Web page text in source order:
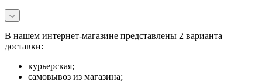
В нашем интернет-магазине представлены 2 варианта
доставки:
курьерская;
самовывоз из магазина;